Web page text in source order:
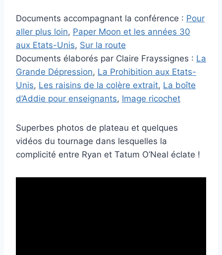
Documents accompagnant la conférence : Pour
aller plus loin, Paper Moon et les années 30
aux Etats-Unis, Sur la route
Documents élaborés par Claire Frayssignes : La
Grande Dépression, La Prohibition aux Etats-
Unis, Les raisins de la colère extrait, La boîte
d’Addie pour enseignants, Image ricochet
Superbes photos de plateau et quelques
vidéos du tournage dans lesquelles la
complicité entre Ryan et Tatum O’Neal éclate !